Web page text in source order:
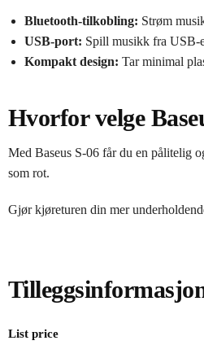
Bluetooth-tilkobling: Strøm
USB-port: Spill musikk fra USB-
Kompakt design: Tar minimal
Hvorfor velge
Med Baseus S-06 får du en pålitelig
som rot.
Gjør kjøreturen din mer
List price